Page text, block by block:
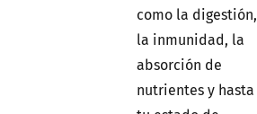
como la digestión,
la inmunidad, la
absorción de
nutrientes y hasta